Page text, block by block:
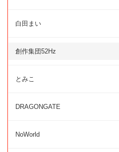
白田まい
創作集団52Hz
とみこ
DRAGONGATE
NoWorld